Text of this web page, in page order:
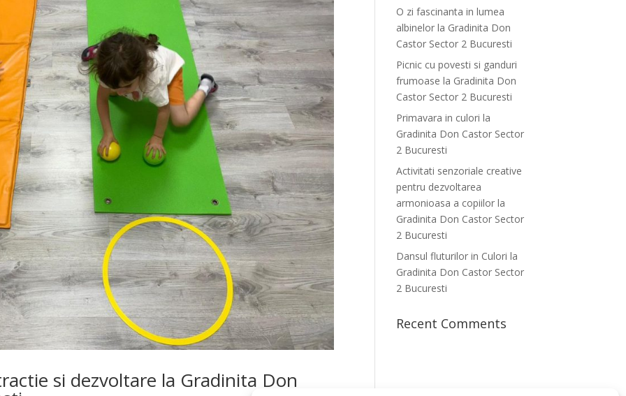
si dezvoltare la Gradinita Don
O zi fascinanta in lumea
albinelor la Gradinita Don
Castor Sector 2 Bucuresti
Picnic cu povesti si ganduri
frumoase la Gradinita Don
Castor Sector 2 Bucuresti
Primavara in culori la
Gradinita Don Castor Sector
2 Bucuresti
Activitati senzoriale creative
pentru dezvoltarea
armonioasa a copiilor la
Gradinita Don Castor Sector
2 Bucuresti
Dansul fluturilor in Culori la
Gradinita Don Castor Sector
2 Bucuresti
Recent Comments